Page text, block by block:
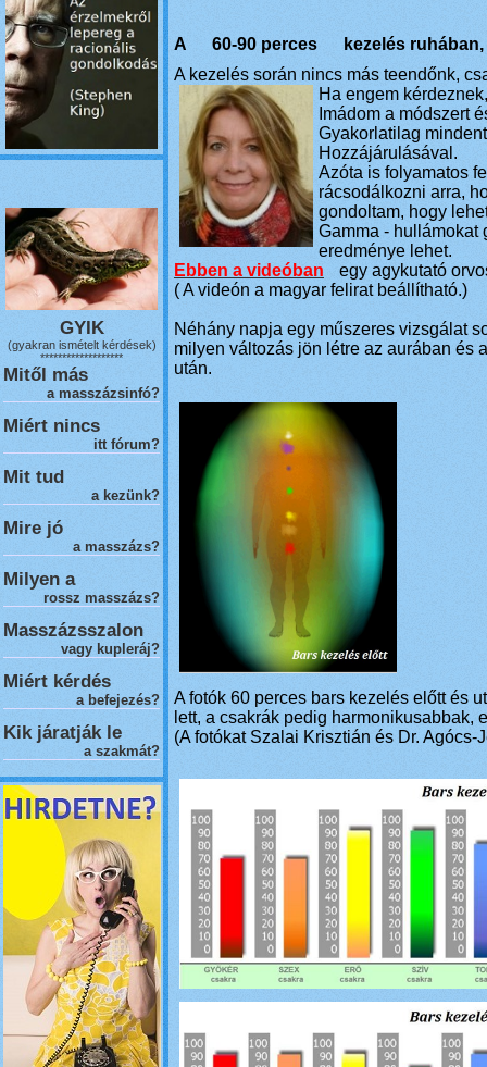
GYIK
(gyakran ismételt kérdések)
*******************
Mitől más
a masszázsinfó?
Miért nincs
itt fórum?
Mit tud
a kezünk?
Mire jó
a masszázs?
Milyen a
rossz masszázs?
Masszázsszalon
vagy kupleráj?
Miért kérdés
a befejezés?
Kik járatják le
a szakmát?
A 60-90 perces
kezelés
A kezelés során nincs más teendőnk,
Ha engem
Imádom a módszert
Gyakorlatilag
Hozzájárulásával.
Azóta is folyamatos
rácsodálkozni arra,
gondoltam, hogy
Gamma - hullámokat
eredménye lehet.
Ebben a videóban
egy agykutató
( A videón a magyar felirat beállítható.)
Néhány napja egy műszeres vizsgálat
milyen változás jön létre az aurában és
után.
A fotók 60 perces bars kezelés előtt és
lett, a csakrák pedig harmonikusabbak,
(A fotókat Szalai Krisztián és Dr.